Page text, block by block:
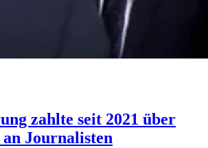
zahlte seit 2021 über
an Journalisten